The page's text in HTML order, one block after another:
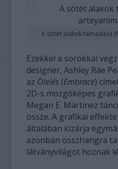
A sötét alakok támadása
Ezekkel a sorokkal
designer, Ashley Rae
az Ölelés (Embrace)
2D-s mozgóképes
Megan E. Martinez
össze. A grafikai
általában kizárja
azonban összhangra
látványvilágot hoznak